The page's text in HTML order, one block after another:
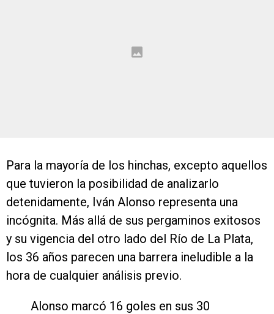
Para la mayoría de los hinchas, excepto aquellos
que tuvieron la posibilidad de analizarlo
detenidamente, Iván Alonso representa una
incógnita. Más allá de sus pergaminos exitosos
y su vigencia del otro lado del Río de La Plata,
los 36 años parecen una barrera ineludible a la
hora de cualquier análisis previo.
Alonso marcó 16 goles en sus 30